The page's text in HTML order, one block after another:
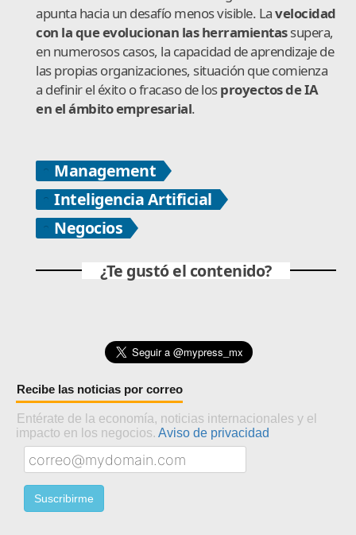
apunta hacia un desafío menos visible. Lavelocidad
con la que evolucionan las herramientassupera,
en numerosos casos, la capacidad de aprendizaje de
las propias organizaciones, situación que comienza
a definir el éxito o fracaso de losproyectos de IA
en el ámbito empresarial.
Management
Inteligencia Artificial
Negocios
¿Te gustó el contenido?
Recibe las noticias por correo
Entérate de la economía, noticias internacionales y el
impacto en los negocios. Aviso de privacidad